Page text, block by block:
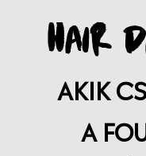
HAIR
AKIK
A